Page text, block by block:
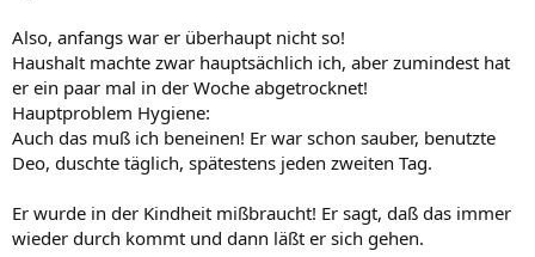
Also, anfangs war er überhaupt nicht so!
Haushalt machte zwar hauptsächlich ich, aber zumindest hat
er ein paar mal in der Woche abgetrocknet!
Hauptproblem Hygiene:
Auch das muß ich beneinen! Er war schon sauber, benutzte
Deo, duschte täglich, spätestens jeden zweiten Tag.
Er wurde in der Kindheit mißbraucht! Er sagt, daß das immer
wieder durch kommt und dann läßt er sich gehen.